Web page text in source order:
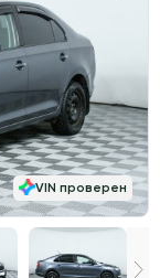
VIN проверен